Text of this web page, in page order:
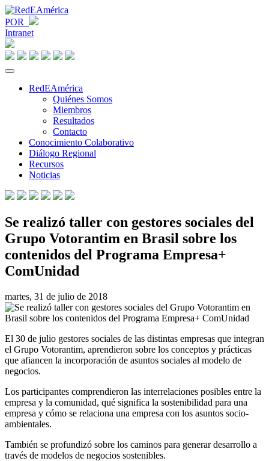
POR
Intranet
RedEAmérica
Quiénes Somos
Miembros
Resultados
Contacto
Conocimiento Colaborativo
Diálogo Regional
Recursos
Noticias
Se realizó taller con gestores sociales del
Grupo Votorantim en Brasil sobre los
contenidos del Programa Empresa+
ComUnidad
martes, 31 de julio de 2018
El 30 de julio gestores sociales de las distintas empresas que integran
el Grupo Votorantim, aprendieron sobre los conceptos y prácticas
que afiancen la incorporación de asuntos sociales al modelo de
negocios.
Los participantes comprendieron las interrelaciones posibles entre la
empresa y la comunidad, qué significa la sostenibilidad para una
empresa y cómo se relaciona una empresa con los asuntos socio-
ambientales.
También se profundizó sobre los caminos para generar desarrollo a
través de modelos de negocios sostenibles.